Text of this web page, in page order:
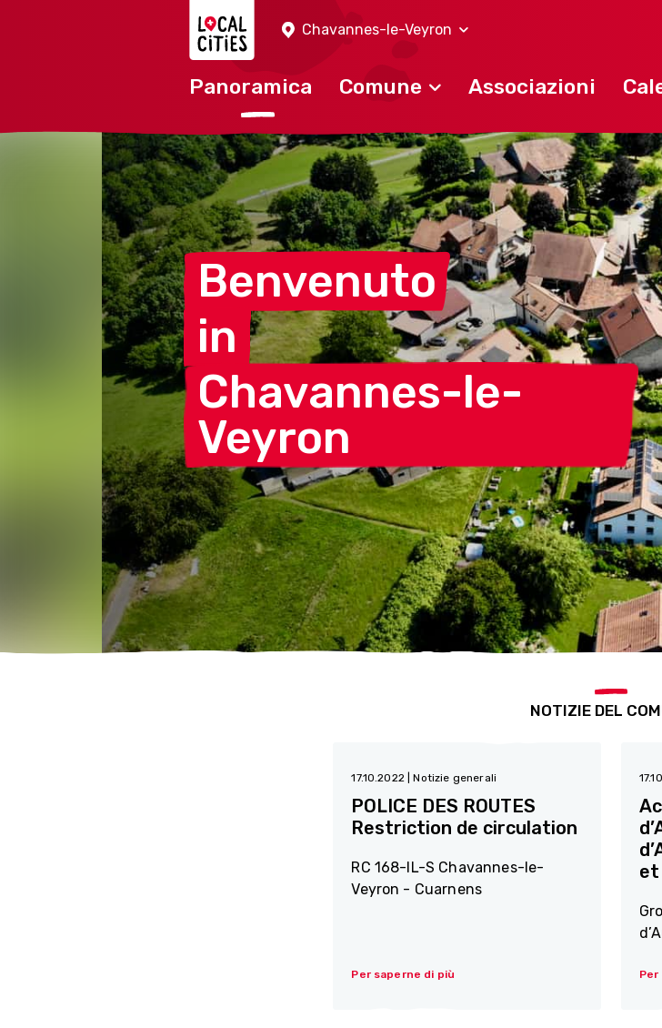
Chavannes-le-Veyron
Panoramica Comune Associazioni
Benvenuto
in
Chavannes-le-
Veyron
NOTIZIE DEL
17.10.2022 | Notizie generali
POLICE DES ROUTES
Restriction de circulation
RC 168-IL-S Chavannes-le-
Veyron - Cuarnens
Per saperne di più
et
Per